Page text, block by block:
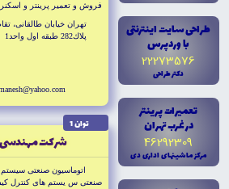
طراحى سايت اينترنتى
با وردپرس
22273576
دکتر طراحى
تعميرات پرينتر
در غرب تهران
46292309
مرکز ماشينهاى ادارى دى
فروش و تعمير پرينتر و
تهران خيابان طالقانى،
پلاك282 طبقه اول واحد1
توان 1
شركت
اتوماسيون صنعتى سيستم
صنعتى س يستم هاى كنترل